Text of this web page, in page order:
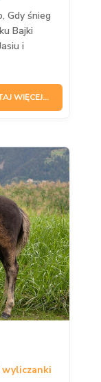
Gdy śnieg
Bajki
i
WIĘCEJ...
wyliczanki